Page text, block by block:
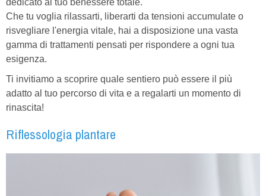
dedicato al tuo benessere totale.
Che tu voglia rilassarti, liberarti da tensioni accumulate o
risvegliare l'energia vitale, hai a disposizione una vasta
gamma di trattamenti pensati per rispondere a ogni tua
esigenza.
Ti invitiamo a scoprire quale sentiero può essere il più
adatto al tuo percorso di vita e a regalarti un momento di
rinascita!
Riflessologia plantare